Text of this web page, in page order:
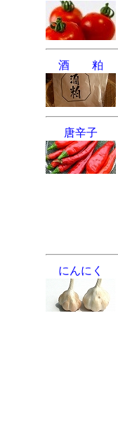
酒 粕
唐辛子
にんにく